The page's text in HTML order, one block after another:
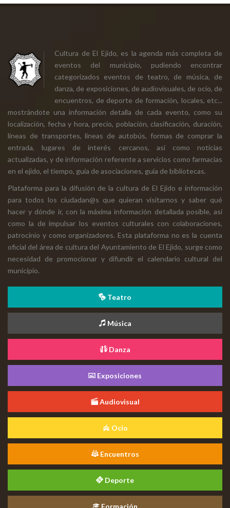
Cultura de El Ejido, es la agenda más completa de
eventos del municipio, pudiendo encontrar
categorizados eventos de teatro, de música, de
danza, de exposiciones, de audiovisuales, de ocio, de
encuentros, de deporte de formación, locales, etc...
mostrándote una información detalla de cada evento, como su
localización, fecha y hora, precio, población, clasificación, duración,
líneas de transportes, líneas de autobús, formas de comprar la
entrada, lugares de interés cercanos, así como noticias
actualizadas, y de información referente a servicios como farmacias
en el ejido, el tiempo, guía de asociaciones, guía de bibliotecas.
Plataforma para la difusión de la cultura de El Ejido e información
para todos los ciudadan@s que quieran visitarnos y saber qué
hacer y dónde ir, con la máxima información detallada posible, así
como la de impulsar los eventos culturales con colaboraciones,
patrocinio y como organizadores. Esta plataforma no es la cuenta
oficial del área de cultura del Ayuntamiento de El Ejido, surge como
necesidad de promocionar y difundir el calendario cultural del
municipio.
Teatro
Música
Danza
Exposiciones
Audiovisual
Ocio
Encuentros
Deporte
Formación